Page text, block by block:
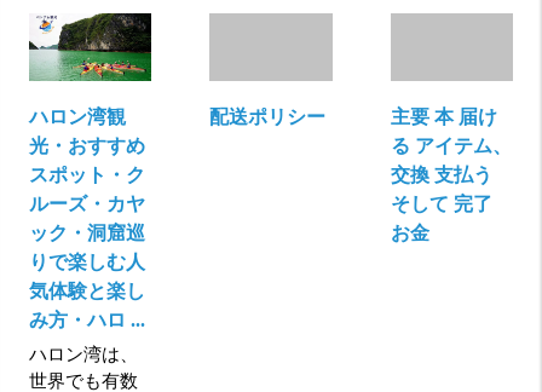
ハロン湾観
光・おすすめ
スポット・ク
ルーズ・カヤ
ック・洞窟巡
りで楽しむ人
気体験と楽し
み方・ハロ ...
ハロン湾は、
世界でも有数
配送ポリシー
主要 本 届け
る アイテム、
交換 支払う
そして 完了
お金